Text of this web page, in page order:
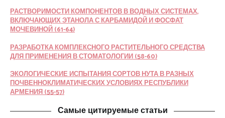
РАСТВОРИМОСТИ КОМПОНЕНТОВ В ВОДНЫХ СИСТЕМАХ,
ВКЛЮЧАЮЩИХ ЭТАНОЛА С КАРБАМИДОЙ И ФОСФАТ
МОЧЕВИНОЙ (61-64)
РАЗРАБОТКА КОМПЛЕКСНОГО РАСТИТЕЛЬНОГО СРЕДСТВА
ДЛЯ ПРИМЕНЕНИЯ В СТОМАТОЛОГИИ (58-60)
ЭКОЛОГИЧЕСКИЕ ИСПЫТАНИЯ СОРТОВ НУТА В РАЗНЫХ
ПОЧВЕННОКЛИМАТИЧЕСКИХ УСЛОВИЯХ РЕСПУБЛИКИ
АРМЕНИЯ (55-57)
Самые цитируемые статьи